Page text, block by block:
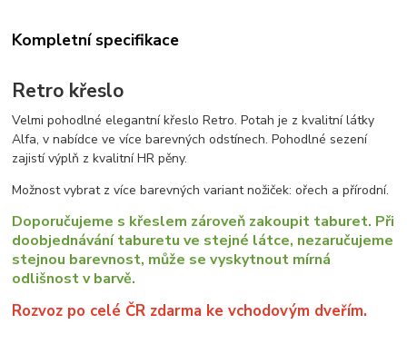
Kompletní specifikace
Retro křeslo
Velmi pohodlné elegantní křeslo Retro. Potah je z kvalitní látky
Alfa, v nabídce ve více barevných odstínech. Pohodlné sezení
zajistí výplň z kvalitní HR pěny.
Možnost vybrat z více barevných variant nožiček: ořech a přírodní.
Doporučujeme s křeslem zároveň zakoupit taburet. Při
doobjednávání taburetu ve stejné látce, nezaručujeme
stejnou barevnost, může se vyskytnout mírná
odlišnost v barvě.
Rozvoz po celé ČR zdarma ke vchodovým dveřím.